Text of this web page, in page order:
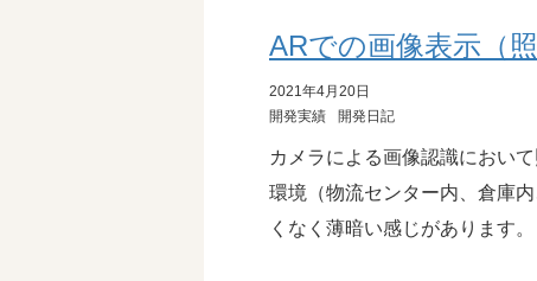
ARでの画像表示（
2021年4月20日
開発実績
開発日記
カメラによる画像認識におい
環境（物流センター内、倉庫
くなく薄暗い感じがあります